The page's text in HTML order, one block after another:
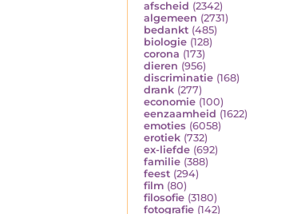
afscheid (2342)
algemeen (2731)
bedankt (485)
biologie (128)
corona (173)
dieren (956)
discriminatie (168)
drank (277)
economie (100)
eenzaamheid (1622)
emoties (6058)
erotiek (732)
ex-liefde (692)
familie (388)
feest (294)
film (80)
filosofie (3180)
fotografie (142)